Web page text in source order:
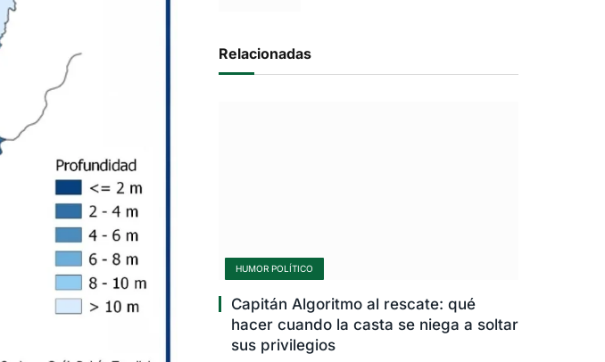
Relacionadas
HUMOR POLÍTICO
Capitán Algoritmo al rescate: qué
hacer cuando la casta se niega a soltar
sus privilegios